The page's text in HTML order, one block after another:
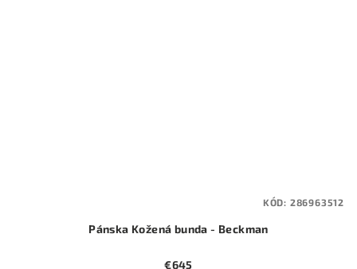
Pánska Kožená bunda - Beckman
€645
KÓD: 286963512